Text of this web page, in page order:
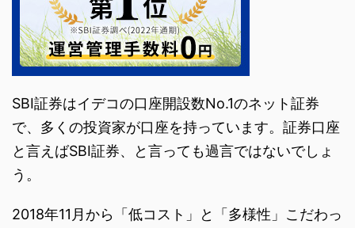
SBI証券はイデコの口座開設数No.1のネット証券
で、多くの投資家が口座を持っています。証券口座
と言えばSBI証券、と言っても過言ではないでしょ
う。
2018年11月から「低コスト」と「多様性」こだわっ